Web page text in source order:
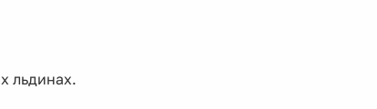
льдинах.